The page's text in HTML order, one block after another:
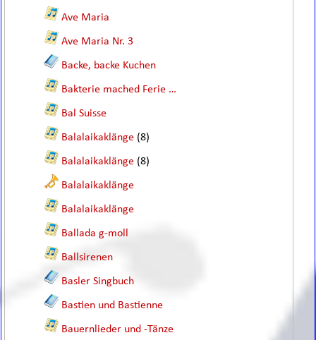
Ave Maria
Ave Maria Nr. 3
Backe, backe Kuchen
Bakterie mached Ferie …
Bal Suisse
Balalaikaklänge (8)
Balalaikaklänge (8)
Balalaikaklänge
Balalaikaklänge
Ballada g-moll
Ballsirenen
Basler Singbuch
Bastien und Bastienne
Bauernlieder und -Tänze